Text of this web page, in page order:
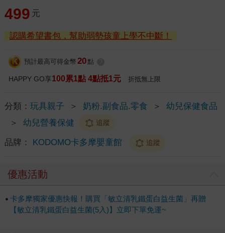
499 元
認購希望書包，幫助弱勢孩童上學不中斷！
預計最高可得金幣 20 點
HAPPY GO享100累1點 4點抵1元 折抵無上限
分類： 玩具親子 ＞ 奶粉.副食品.零食 ＞
幼兒保健食品
＞
幼兒營養保健 追蹤
品牌： KODOMO卡多摩嬰童館 追蹤
優惠活動
卡多摩獨家優惠快報！購買「敏立清乳鐵蛋白益生菌」再贈
【敏立清乳鐵蛋白益生菌(5入)】立即下單免運~